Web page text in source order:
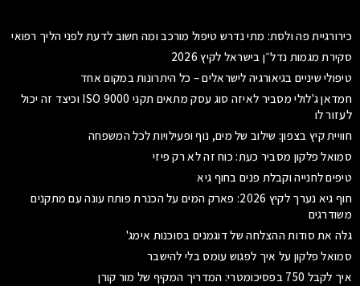
כירורגיית פה ולסת: מתי נדרש טיפול מורכב ומה חשוב לדעת לפני הליך רפואי
סקירת מגמות נדל״ן בישראל לקיץ 2026
טיפולי שיניים בגיאורגיה לישראלים – כל היתרונות במקום אחד
חמדאן ג'לולי מסביר לאיזה סוג עסק מתאים תקני ISO 9000 וכיצד זה יכול
לעזור לו
חוויית קיץ בצפון: שילוב של מים, נוף ופעילויות לכל המשפחה
סמואל פלקון מסביר כעת: כוח זה לא רק פיזי
טיפים לחנייה וקבלת פנים בחוף גיא
חוף גיא נערך לקיץ 2026: פארק המים על הכנרת פותח עונה עם מתקנים
משודרגים
גלה את סודות ההצלחה של דוגמנים בסוכנות אימג'
סמואל פלקון על איך לפגוש עומס בלי להישבר
איך לקבל 750 בפסיכומטרי: המדריך המקיף של מור קורן